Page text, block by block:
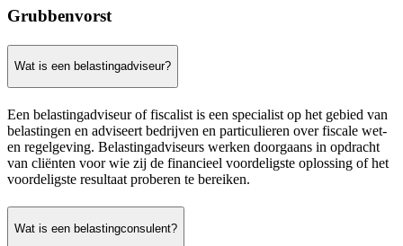
Grubbenvorst
Wat is een belastingadviseur?
Een belastingadviseur of fiscalist is een specialist op het gebied van
belastingen en adviseert bedrijven en particulieren over fiscale wet-
en regelgeving. Belastingadviseurs werken doorgaans in opdracht
van cliënten voor wie zij de financieel voordeligste oplossing of het
voordeligste resultaat proberen te bereiken.
Wat is een belastingconsulent?